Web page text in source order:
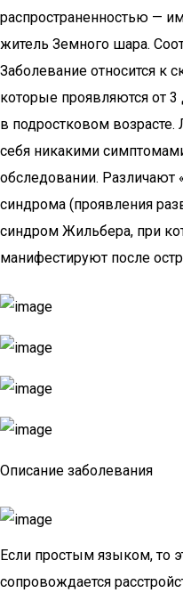
распространенностью —
житель Земного шара.
Заболевание относится
которые проявляются от
в подростковом
себя никакими
обследовании.
синдрома (проявления
синдром Жильбера, при
манифестируют после
Описание заболевания
Если простым языком, то
сопровождается